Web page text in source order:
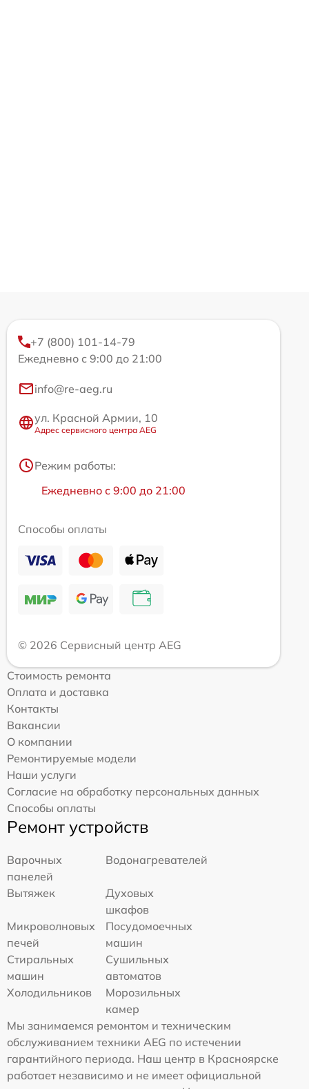
+7 (800) 101-14-79
Ежедневно с 9:00 до 21:00
info@re-aeg.ru
ул. Красной Армии, 10
Адрес сервисного центра AEG
Режим работы:
Ежедневно с 9:00 до 21:00
Способы оплаты
© 2026 Сервисный центр AEG
Стоимость ремонта
Оплата и доставка
Контакты
Вакансии
О компании
Ремонтируемые модели
Наши услуги
Согласие на обработку персональных данных
Способы оплаты
Ремонт устройств
Варочных
панелей
Водонагревателей
Вытяжек
Духовых
шкафов
Микроволновых
печей
Посудомоечных
машин
Стиральных
машин
Сушильных
автоматов
Холодильников
Морозильных
камер
Мы занимаемся ремонтом и техническим
обслуживанием техники AEG по истечении
гарантийного периода. Наш центр в Красноярске
работает независимо и не имеет официальной